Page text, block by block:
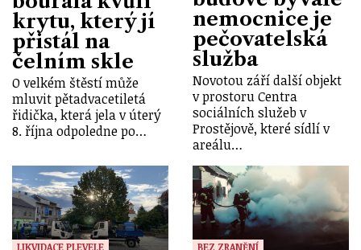
krytu, který jí
přistál na
čelním skle
O velkém štěstí může
mluvit pětadvacetiletá
řidička, která jela v úterý
8. října odpoledne po…
nemocnice je
pečovatelská
služba
Novotou září další objekt
v prostoru Centra
sociálních služeb v
Prostějově, které sídlí v
areálu…
LIKVIDACE PLEVELE BEZ ZRANĚNÍ